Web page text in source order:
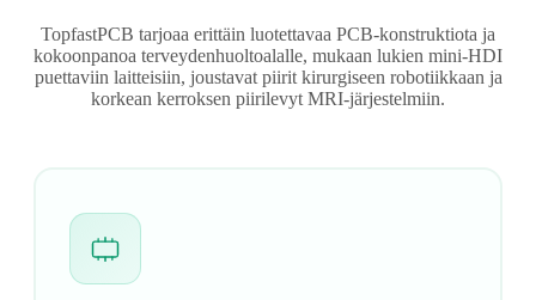
TopfastPCB tarjoaa erittäin luotettavaa PCB-konstruktiota ja
kokoonpanoa terveydenhuoltoalalle, mukaan lukien mini-HDI
puettaviin laitteisiin, joustavat piirit kirurgiseen robotiikkaan ja
korkean kerroksen piirilevyt MRI-järjestelmiin.